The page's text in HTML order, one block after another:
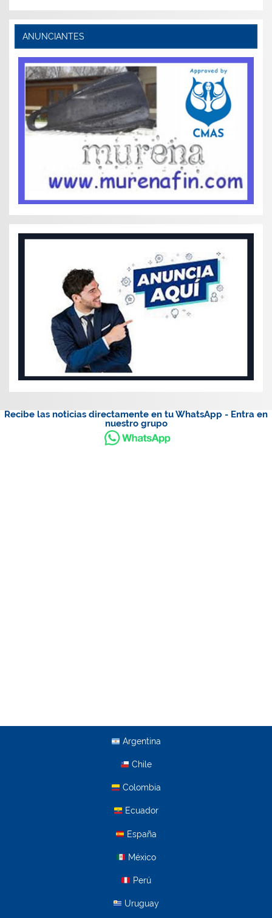
ANUNCIANTES
Recibe las noticias directamente en tu WhatsApp - Entra en
nuestro grupo
Argentina
Chile
Colombia
Ecuador
España
México
Perú
Uruguay